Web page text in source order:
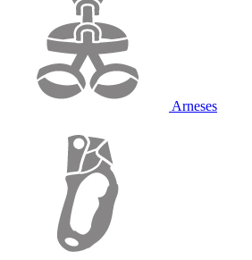
Arneses